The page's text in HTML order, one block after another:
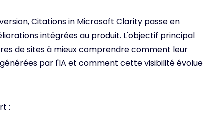
Citations in Microsoft Clarity passe en
intégrées au produit. L'objectif principal
de sites à mieux comprendre comment leur
par l'IA et comment cette visibilité évolue
: